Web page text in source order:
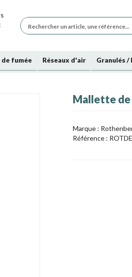
fumée Réseaux d'air Granulés /
Mallette de
Marque :
Référence :